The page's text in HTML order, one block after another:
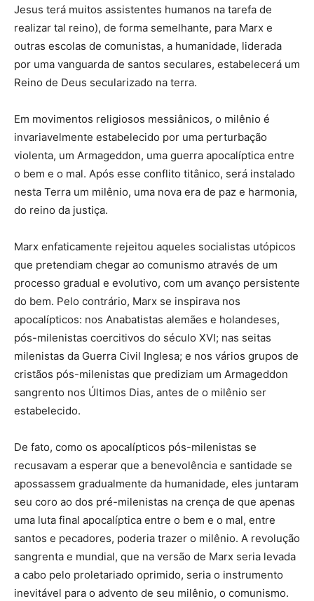
Jesus terá muitos assistentes humanos na tarefa de
realizar tal reino), de forma semelhante, para Marx e
outras escolas de comunistas, a humanidade, liderada
por uma vanguarda de santos seculares, estabelecerá um
Reino de Deus secularizado na terra.
Em movimentos religiosos messiânicos, o milênio é
invariavelmente estabelecido por uma perturbação
violenta, um Armageddon, uma guerra apocalíptica entre
o bem e o mal. Após esse conflito titânico, será instalado
nesta Terra um milênio, uma nova era de paz e harmonia,
do reino da justiça.
Marx enfaticamente rejeitou aqueles socialistas utópicos
que pretendiam chegar ao comunismo através de um
processo gradual e evolutivo, com um avanço persistente
do bem. Pelo contrário, Marx se inspirava nos
apocalípticos: nos Anabatistas alemães e holandeses,
pós-milenistas coercitivos do século XVI; nas seitas
milenistas da Guerra Civil Inglesa; e nos vários grupos de
cristãos pós-milenistas que prediziam um Armageddon
sangrento nos Últimos Dias, antes de o milênio ser
estabelecido.
De fato, como os apocalípticos pós-milenistas se
recusavam a esperar que a benevolência e santidade se
apossassem gradualmente da humanidade, eles juntaram
seu coro ao dos pré-milenistas na crença de que apenas
uma luta final apocalíptica entre o bem e o mal, entre
santos e pecadores, poderia trazer o milênio. A revolução
sangrenta e mundial, que na versão de Marx seria levada
a cabo pelo proletariado oprimido, seria o instrumento
inevitável para o advento de seu milênio, o comunismo.